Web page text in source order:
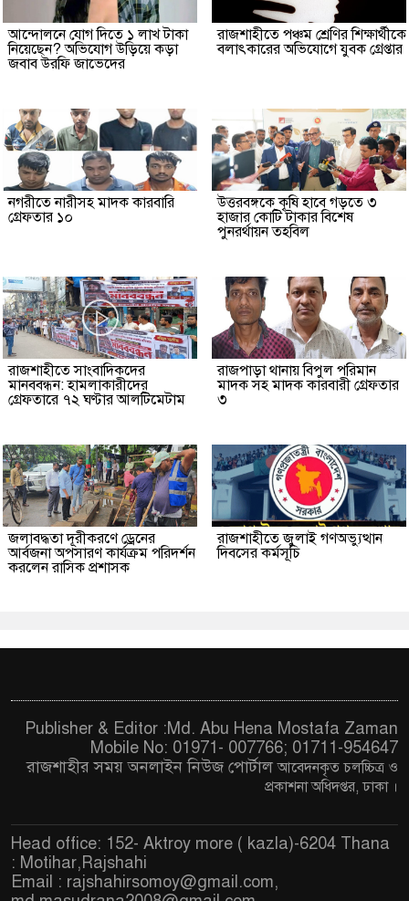
আন্দোলনে যোগ দিতে ১ লাখ টাকা
নিয়েছেন? অভিযোগ উড়িয়ে কড়া
জবাব উরফি জাভেদের
রাজশাহীতে পঞ্চম শ্রেণির শিক্ষার্থীকে
বলাৎকারের অভিযোগে যুবক গ্রেপ্তার
নগরীতে নারীসহ মাদক কারবারি
গ্রেফতার ১০
উত্তরবঙ্গকে কৃষি হাবে গড়তে ৩
হাজার কোটি টাকার বিশেষ
পুনরর্থায়ন তহবিল
রাজশাহীতে সাংবাদিকদের
মানববন্ধন: হামলাকারীদের
গ্রেফতারে ৭২ ঘণ্টার আলটিমেটাম
রাজপাড়া থানায় বিপুল পরিমান
মাদক সহ মাদক কারবারী গ্রেফতার
৩
জলাবদ্ধতা দূরীকরণে ড্রেনের
আর্বজনা অপসারণ কার্যক্রম পরিদর্শন
করলেন রাসিক প্রশাসক
রাজশাহীতে জুলাই গণঅভ্যুত্থান
দিবসের কর্মসূচি
Publisher & Editor :Md. Abu Hena Mostafa Zaman
Mobile No: 01971- 007766; 01711-954647
রাজশাহীর সময় অনলাইন নিউজ পোর্টালআবেদনকৃত চলচ্চিত্র ও
প্রকাশনা অধিদপ্তর, ঢাকা ।
Head office: 152- Aktroy more ( kazla)-6204 Thana
: Motihar,Rajshahi
Email : rajshahirsomoy@gmail.com,